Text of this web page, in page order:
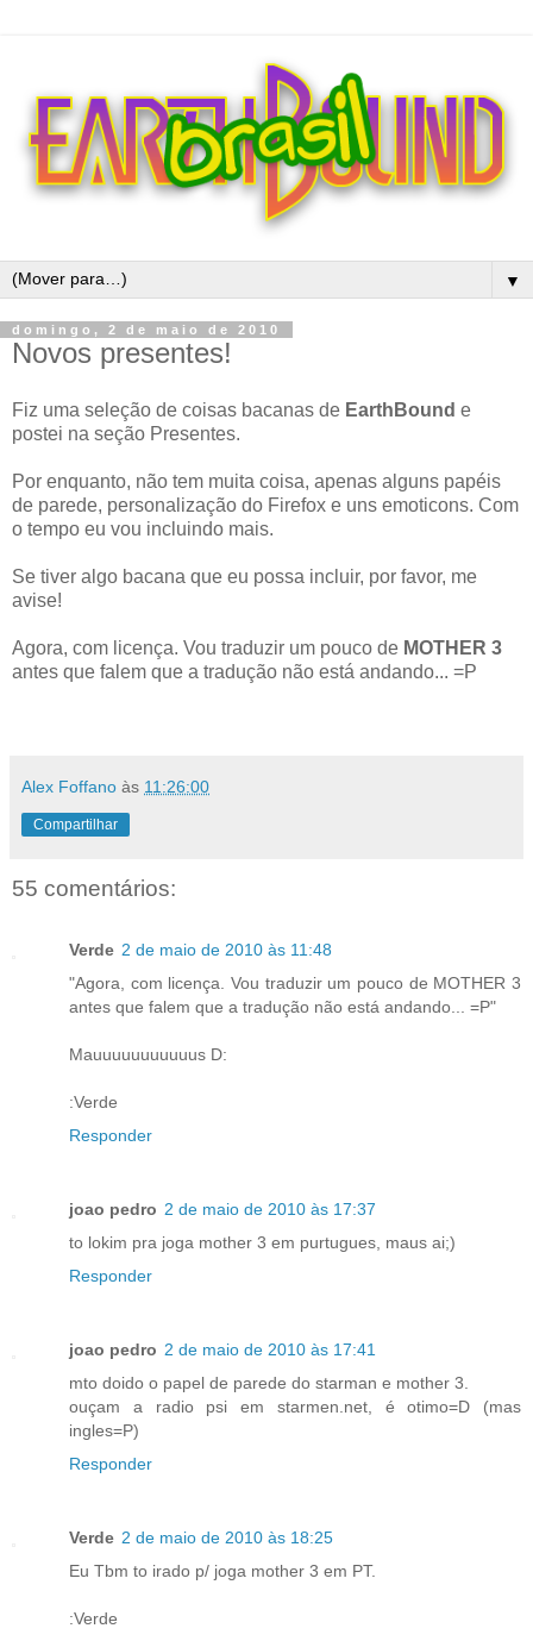
▼
domingo, 2 de maio de 2010
Novos presentes!
Fiz uma seleção de coisas bacanas de EarthBound e
postei na seção Presentes.
Por enquanto, não tem muita coisa, apenas alguns papéis
de parede, personalização do Firefox e uns emoticons. Com
o tempo eu vou incluindo mais.
Se tiver algo bacana que eu possa incluir, por favor, me
avise!
Agora, com licença. Vou traduzir um pouco de MOTHER 3
antes que falem que a tradução não está andando... =P
Alex Foffano às 11:26:00
Compartilhar
55 comentários:
Verde 2 de maio de 2010 às 11:48
"Agora, com licença. Vou traduzir um pouco de MOTHER 3
antes que falem que a tradução não está andando... =P"
Mauuuuuuuuuuus D:
:Verde
Responder
joao pedro 2 de maio de 2010 às 17:37
to lokim pra joga mother 3 em purtugues, maus ai;)
Responder
joao pedro 2 de maio de 2010 às 17:41
mto doido o papel de parede do starman e mother 3.
ouçam a radio psi em starmen.net, é otimo=D (mas
ingles=P)
Responder
Verde 2 de maio de 2010 às 18:25
Eu Tbm to irado p/ joga mother 3 em PT.
:Verde